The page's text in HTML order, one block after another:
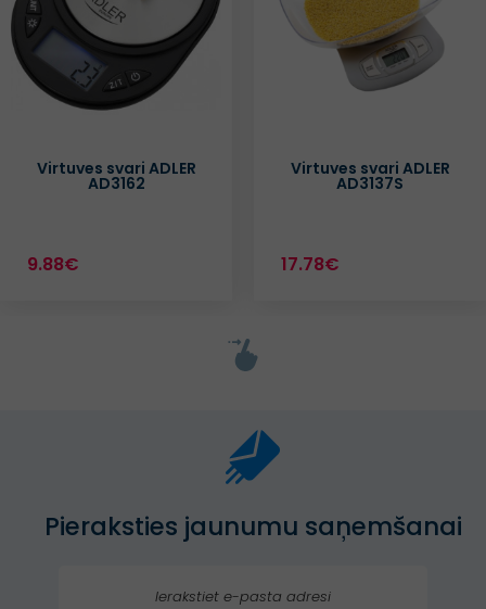
Virtuves svari ADLER
AD3162
9.88€
Virtuves svari ADLER
AD3137S
17.78€
Pieraksties jaunumu saņemšanai